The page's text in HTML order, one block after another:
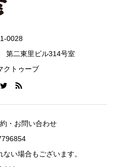
0028
第二東里ビル314号室
クトゥーブ
・お問い合わせ
い場合もございます。